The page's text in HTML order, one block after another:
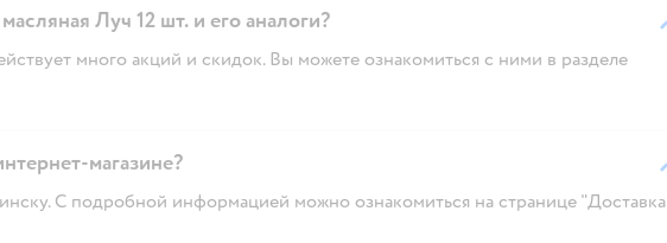
Луч 12 шт. и его аналоги?
много акций и скидок. Вы можете ознакомиться с ними в разделе
магазине?
С подробной информацией можно ознакомиться на странице "Доставка